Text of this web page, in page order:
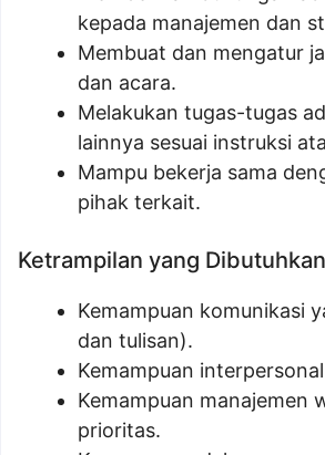
kepada manajemen dan
Membuat dan mengatur
dan acara.
Melakukan tugas-tugas
lainnya sesuai instruksi
Mampu bekerja sama
pihak terkait.
Ketrampilan yang Dibutuhkan
Kemampuan komunikasi
dan tulisan).
Kemampuan
Kemampuan manajemen
prioritas.